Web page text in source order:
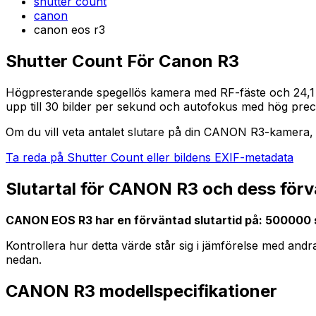
canon
canon eos r3
Shutter Count För Canon R3
Högpresterande spegellös kamera med RF-fäste och
upp till 30 bilder per sekund och autofokus med hög
Om du vill veta antalet slutare på din CANON R3-
Ta reda på Shutter Count eller bildens EXIF-metadata
Slutartal för CANON R3 och dess
CANON EOS R3 har en förväntad slutartid på:
Kontrollera hur detta värde står sig i jämförelse med
nedan.
CANON R3 modellspecifikationer